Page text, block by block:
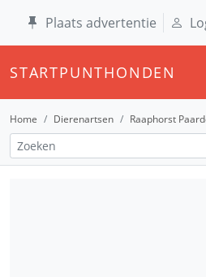
Plaats advertentie
STARTPUNTHONDEN
Home Dierenartsen Raaphorst